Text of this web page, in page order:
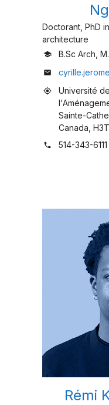
Doctorant, PhD
architecture
school B.Sc Arch,
mail
my_location
Université
Sainte-
Canada,
phone 514-343-
Rémi